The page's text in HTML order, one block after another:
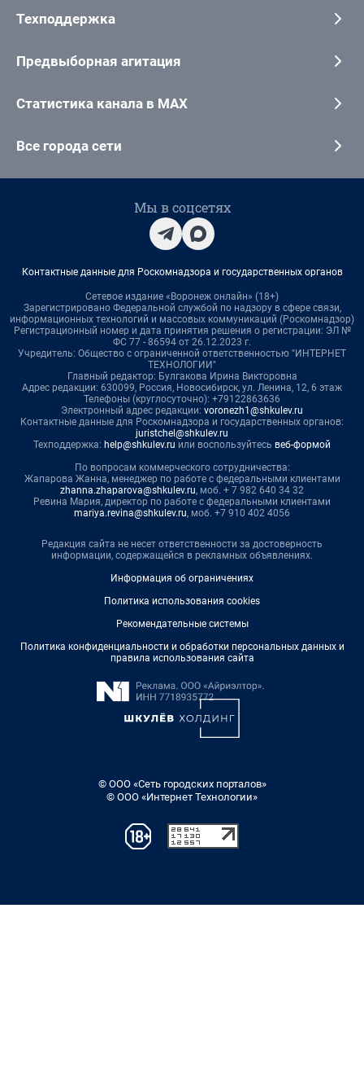
Техподдержка
Предвыборная агитация
Статистика канала в MAX
Все города сети
Мы в соцсетях
Контактные данные для Роскомнадзора и государственных органов
Сетевое издание «Воронеж онлайн» (18+)
Зарегистрировано Федеральной службой по надзору в сфере связи,
информационных технологий и массовых коммуникаций (Роскомнадзор)
Регистрационный номер и дата принятия решения о регистрации: ЭЛ №
ФС 77 - 86594 от 26.12.2023 г.
Учредитель: Общество с ограниченной ответственностью "ИНТЕРНЕТ
ТЕХНОЛОГИИ"
Главный редактор: Булгакова Ирина Викторовна
Адрес редакции: 630099, Россия, Новосибирск, ул. Ленина, 12, 6 этаж
Телефоны (круглосуточно): +79122863636
Электронный адрес редакции: voronezh1@shkulev.ru
Контактные данные для Роскомнадзора и государственных органов:
juristchel@shkulev.ru
Техподдержка: help@shkulev.ru или воспользуйтесь веб-формой
По вопросам коммерческого сотрудничества:
Жапарова Жанна, менеджер по работе с федеральными клиентами
zhanna.zhaparova@shkulev.ru, моб. + 7 982 640 34 32
Ревина Мария, директор по работе с федеральными клиентами
mariya.revina@shkulev.ru, моб. +7 910 402 4056
Редакция сайта не несет ответственности за достоверность
информации, содержащейся в рекламных объявлениях.
Информация об ограничениях
Политика использования cookies
Рекомендательные системы
Политика конфиденциальности и обработки персональных данных и
правила использования сайта
© ООО «Сеть городских порталов»
© ООО «Интернет Технологии»